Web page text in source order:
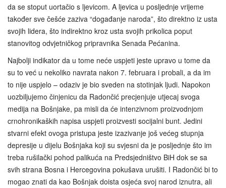
da se stoput uortačio s ljevicom. A ljevica u posljednje vrijeme
također sve češće zaziva “događanje naroda”, što direktno iz usta
svojih lidera, što indirektno kroz usta svojih prikolica poput
stanovitog odvjetničkog pripravnika Senada Pećanina.
Najbolji indikator da u tome neće uspjeti jeste upravo u tome da
su to već u nekoliko navrata nakon 7. februara i probali, a da im
to nije uspjelo – odaziv je bio sveden na stotinjak ljudi. Napokon
uozbiljujemo činjenicu da Radončić precjenjuje utjecaj svoga
medija na Bošnjake, pa misli da će intenzivnom proizvodnjom
crnohronikaških napisa uspjeti proizvesti socijalni bunt. Jedini
stvarni efekt ovoga pristupa jeste izazivanje još većeg stupnja
depresije u dijelu Bošnjaka koji su svjesni da je posljednje što im
treba rušilački pohod palikuća na Predsjedništvo BiH dok se sa
svih strana Bosna i Hercegovina pokušava urušiti. I Radončić bi to
mogao znati da kao Bošnjak doista osjeća svoj narod iznutra, ali